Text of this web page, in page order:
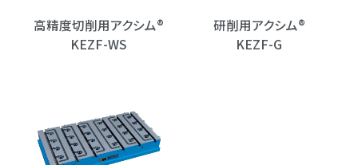
高精度切削用アクシム®
KEZF-WS
研削用アクシム®
KEZF-G